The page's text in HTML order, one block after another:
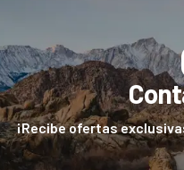
¡Recibe ofertas